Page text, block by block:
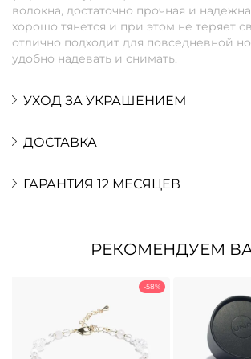
волокна, достаточно прочная и
хорошо тянется и при этом не теряет
отлично подходит для повседневной
удобно надевать и снимать.
УХОД ЗА УКРАШЕНИЕМ
ДОСТАВКА
ГАРАНТИЯ 12 МЕСЯЦЕВ
РЕКОМЕНДУЕМ
-58%